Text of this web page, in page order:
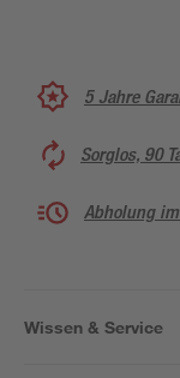
5 Jahre
Sorglos, 90
Abholung
Wissen & Service